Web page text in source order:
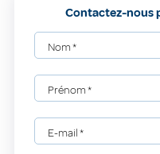
Contactez-nous
Nom*
Prénom*
E-mail*